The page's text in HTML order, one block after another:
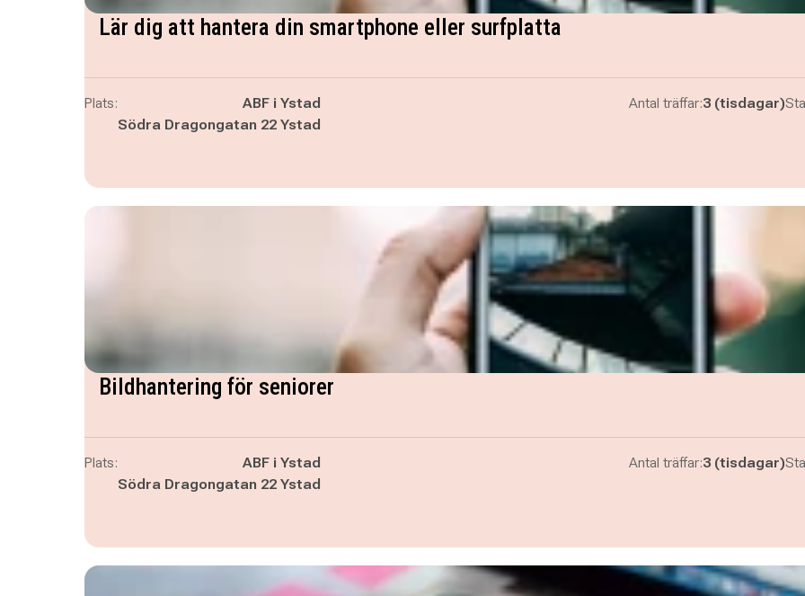
Lär dig att hantera din smartphone eller surfplatta
Plats:
ABF i Ystad
Södra Dragongatan 22 Ystad
Antal träffar:3 (tisdagar)
Bildhantering för seniorer
Plats:
ABF i Ystad
Södra Dragongatan 22 Ystad
Antal träffar:3 (tisdagar)